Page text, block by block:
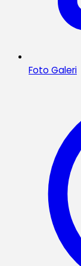
Foto Galeri